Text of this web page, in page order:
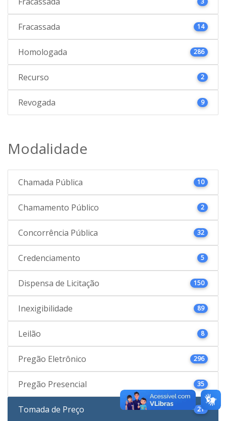
Fracassada 14
Homologada 286
Recurso 2
Revogada 9
Modalidade
Chamada Pública 10
Chamamento Público 2
Concorrência Pública 32
Credenciamento 5
Dispensa de Licitação 150
Inexigibilidade 89
Leilão 8
Pregão Eletrônico 296
Pregão Presencial 35
Tomada de Preço 21